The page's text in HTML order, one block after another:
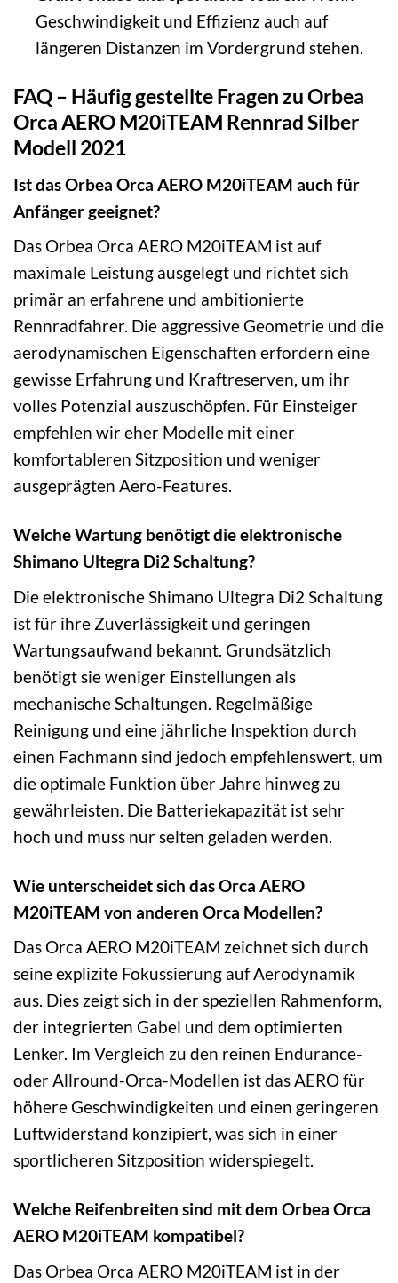
Geschwindigkeit und Effizienz auch auf
längeren Distanzen im Vordergrund stehen.
FAQ – Häufig gestellte Fragen zu Orbea
Orca AERO M20iTEAM Rennrad Silber
Modell 2021
Ist das Orbea Orca AERO M20iTEAM auch für
Anfänger geeignet?
Das Orbea Orca AERO M20iTEAM ist auf
maximale Leistung ausgelegt und richtet sich
primär an erfahrene und ambitionierte
Rennradfahrer. Die aggressive Geometrie und die
aerodynamischen Eigenschaften erfordern eine
gewisse Erfahrung und Kraftreserven, um ihr
volles Potenzial auszuschöpfen. Für Einsteiger
empfehlen wir eher Modelle mit einer
komfortableren Sitzposition und weniger
ausgeprägten Aero-Features.
Welche Wartung benötigt die elektronische
Shimano Ultegra Di2 Schaltung?
Die elektronische Shimano Ultegra Di2 Schaltung
ist für ihre Zuverlässigkeit und geringen
Wartungsaufwand bekannt. Grundsätzlich
benötigt sie weniger Einstellungen als
mechanische Schaltungen. Regelmäßige
Reinigung und eine jährliche Inspektion durch
einen Fachmann sind jedoch empfehlenswert, um
die optimale Funktion über Jahre hinweg zu
gewährleisten. Die Batteriekapazität ist sehr
hoch und muss nur selten geladen werden.
Wie unterscheidet sich das Orca AERO
M20iTEAM von anderen Orca Modellen?
Das Orca AERO M20iTEAM zeichnet sich durch
seine explizite Fokussierung auf Aerodynamik
aus. Dies zeigt sich in der speziellen Rahmenform,
der integrierten Gabel und dem optimierten
Lenker. Im Vergleich zu den reinen Endurance-
oder Allround-Orca-Modellen ist das AERO für
höhere Geschwindigkeiten und einen geringeren
Luftwiderstand konzipiert, was sich in einer
sportlicheren Sitzposition widerspiegelt.
Welche Reifenbreiten sind mit dem Orbea Orca
AERO M20iTEAM kompatibel?
Das Orbea Orca AERO M20iTEAM ist in der